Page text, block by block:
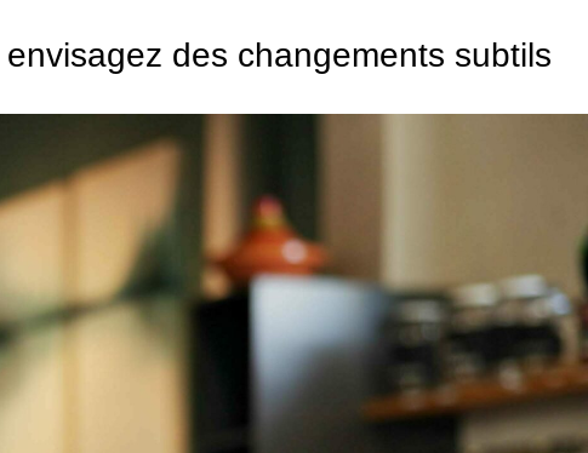
des changements subtils